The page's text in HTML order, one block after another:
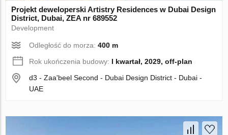
Projekt deweloperski Artistry Residences w Dubai Design
District, Dubai, ZEA nr 689552
Development
Odległość do morza:400 m
Rok ukończenia budowy: I kwartał, 2029, off-plan
d3 - Zaa'beel Second - Dubai Design District - Dubai -
UAE